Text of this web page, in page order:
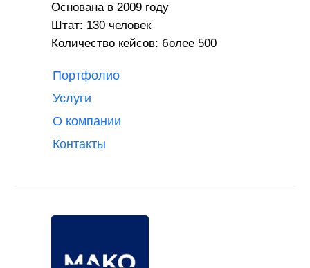
Основана в 2009 году
Штат: 130 человек
Количество кейсов: более 500
Портфолио
О компании
Контакты
Услуги